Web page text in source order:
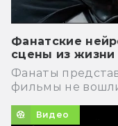
Фанатские
сцены из
Фанаты
фильмы не
Видео